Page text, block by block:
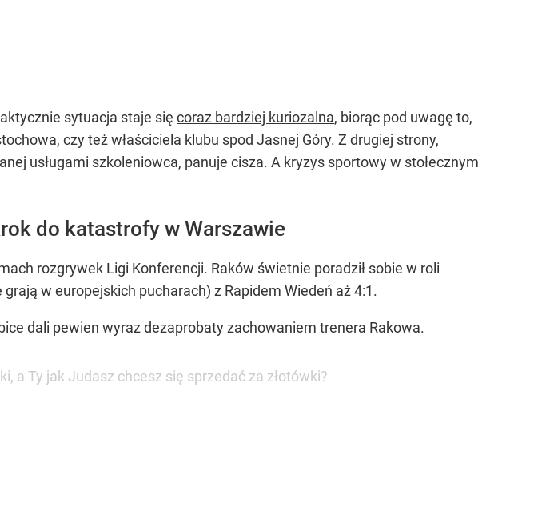
sytuacja staje się coraz bardziej kuriozalna, biorąc pod uwagę to,
czy też właściciela klubu spod Jasnej Góry. Z drugiej strony,
usługami szkoleniowca, panuje cisza. A kryzys sportowy w stołecznym
do katastrofy w Warszawie
rozgrywek Ligi Konferencji. Raków świetnie poradził sobie w roli
w europejskich pucharach) z Rapidem Wiedeń aż 4:1.
dali pewien wyraz dezaprobaty zachowaniem trenera Rakowa.
a Ty jak Judasz chcesz się sprzedać za złotówki?